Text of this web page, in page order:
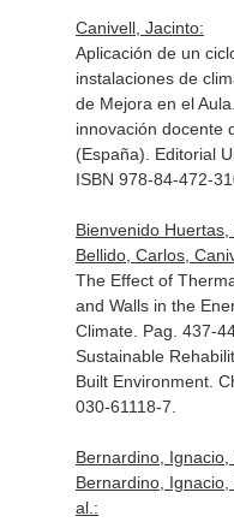
Canivell, Jacinto:
Aplicación de un
instalaciones de
de Mejora en el
innovación docente
(España). Editorial
ISBN 978-84-472-
Bienvenido
Bellido, Carlos,
The Effect of
and Walls in the
Climate. Pag. 437-
Sustainable
Built Environment.
030-61118-7.
Bernardino, Ignacio,
Bernardino, Ignacio,
al.: